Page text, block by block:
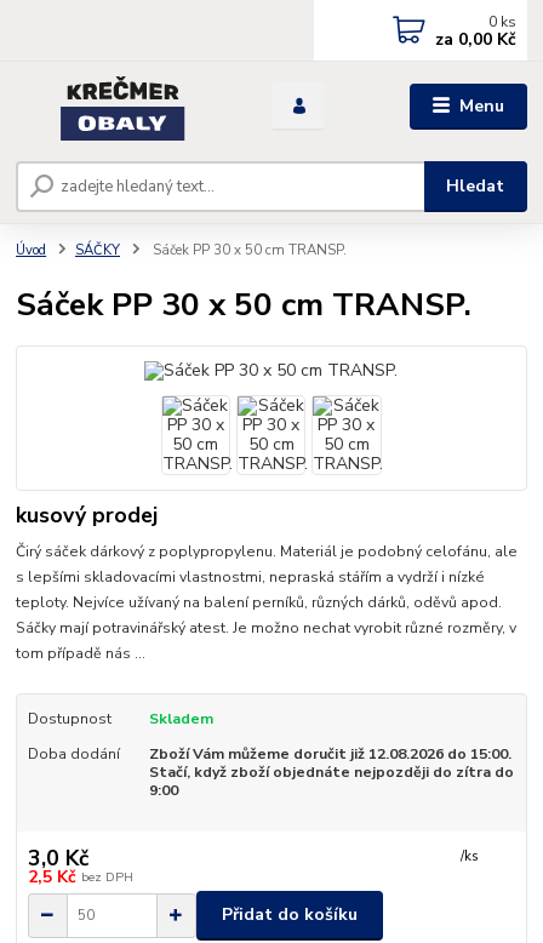
Menu
Hledat
0 ks
za 0,00 Kč
Úvod SÁČKY Sáček PP 30 x 50 cm TRANSP.
Sáček PP 30 x 50 cm TRANSP.
kusový prodej
Čirý sáček dárkový z poplypropylenu. Materiál je podobný celofánu, ale
s lepšími skladovacími vlastnostmi, nepraská stářím a vydrží i nízké
teploty. Nejvíce užívaný na balení perníků, různých dárků, oděvů apod.
Sáčky mají potravinářský atest. Je možno nechat vyrobit různé rozměry, v
tom případě nás ...
Dostupnost
Skladem
Doba dodání
Zboží Vám můžeme doručit již 12.08.2026 do 15:00.
Stačí, když zboží objednáte nejpozději do zítra do
9:00
3,0 Kč /ks
2,5 Kč bez DPH
Přidat do košíku